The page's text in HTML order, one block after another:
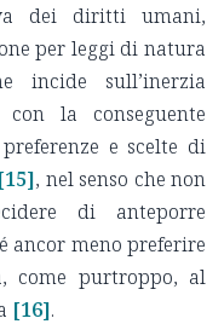
dei diritti umani,
per leggi di natura
incide sull’inerzia
con la conseguente
e scelte di
[15], nel senso che non
di anteporre
ancor meno preferire
come purtroppo, al
[16].